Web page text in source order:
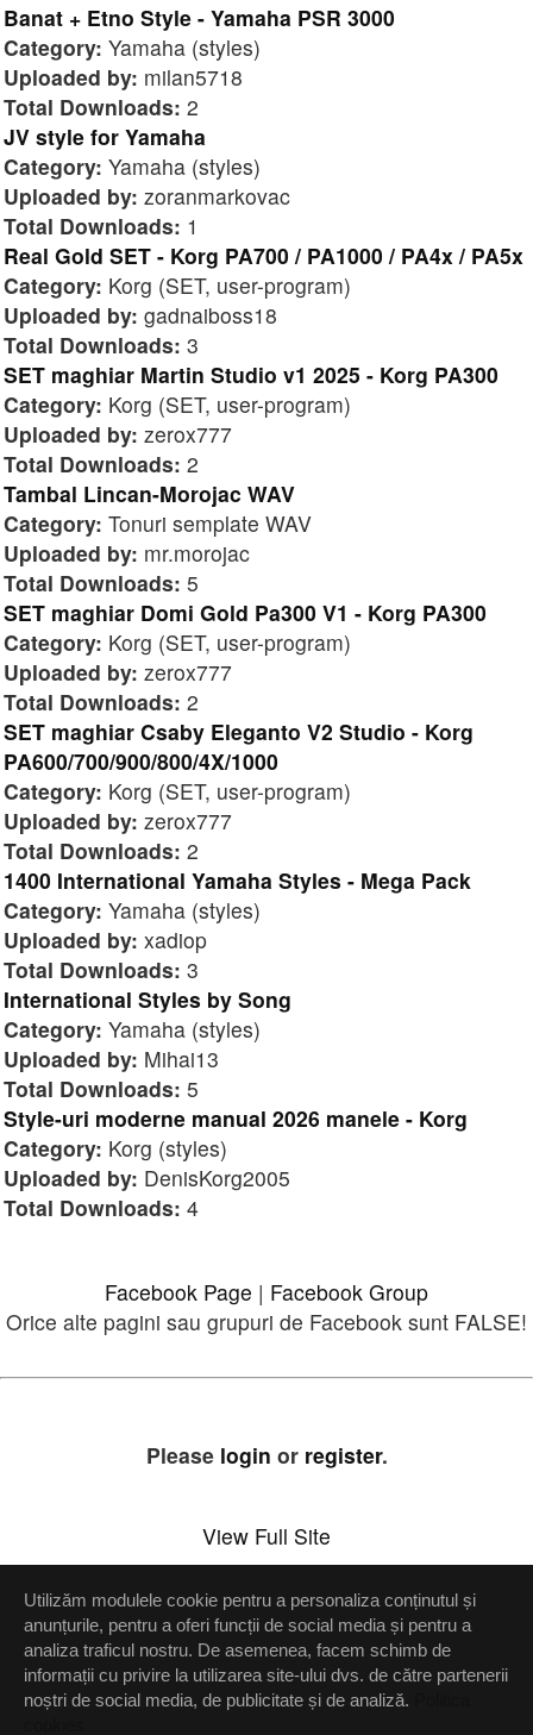
Banat + Etno Style - Yamaha PSR 3000
Category: Yamaha (styles)
Uploaded by: milan5718
Total Downloads: 2
JV style for Yamaha
Category: Yamaha (styles)
Uploaded by: zoranmarkovac
Total Downloads: 1
Real Gold SET - Korg PA700 / PA1000 / PA4x / PA5x
Category: Korg (SET, user-program)
Uploaded by: gadnaiboss18
Total Downloads: 3
SET maghiar Martin Studio v1 2025 - Korg PA300
Category: Korg (SET, user-program)
Uploaded by: zerox777
Total Downloads: 2
Tambal Lincan-Morojac WAV
Category: Tonuri semplate WAV
Uploaded by: mr.morojac
Total Downloads: 5
SET maghiar Domi Gold Pa300 V1 - Korg PA300
Category: Korg (SET, user-program)
Uploaded by: zerox777
Total Downloads: 2
SET maghiar Csaby Eleganto V2 Studio - Korg
PA600/700/900/800/4X/1000
Category: Korg (SET, user-program)
Uploaded by: zerox777
Total Downloads: 2
1400 International Yamaha Styles - Mega Pack
Category: Yamaha (styles)
Uploaded by: xadiop
Total Downloads: 3
International Styles by Song
Category: Yamaha (styles)
Uploaded by: Mihai13
Total Downloads: 5
Style-uri moderne manual 2026 manele - Korg
Category: Korg (styles)
Uploaded by: DenisKorg2005
Total Downloads: 4
Facebook Page | Facebook Group
Orice alte pagini sau grupuri de Facebook sunt FALSE!
Please login or register.
View Full Site
Setări confidenţialitate
Up
Utilizăm modulele cookie pentru a personaliza conținutul și
anunțurile, pentru a oferi funcții de social media și pentru a
analiza traficul nostru. De asemenea, facem schimb de
informații cu privire la utilizarea site-ului dvs. de către partenerii
noștri de social media, de publicitate și de analiză.